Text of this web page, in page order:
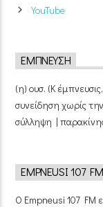
YouTube
ΈΜΠΝΕΥΣΗ
(η) ουσ. (Κ
συνείδηση χωρίς
σύλληψη |
EMPNEUSI 107 FM
Ο Empneusi 107 FM